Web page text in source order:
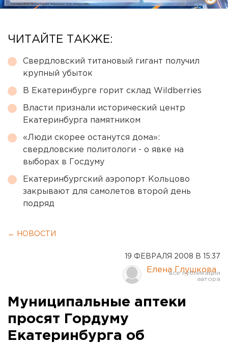
ЧИТАЙТЕ ТАКЖЕ:
Свердловский титановый гигант получил
крупный убыток
В Екатеринбурге горит склад Wildberries
Власти признали исторический центр
Екатеринбурга памятником
«Люди скорее останутся дома»:
свердловские политологи - о явке на
выборах в Госдуму
Екатеринбургский аэропорт Кольцово
закрывают для самолетов второй день
подряд
← НОВОСТИ
19 ФЕВРАЛЯ 2008 В 15:37
Елена Глушкова
Муниципальные аптеки
просят Гордуму
Екатеринбурга об